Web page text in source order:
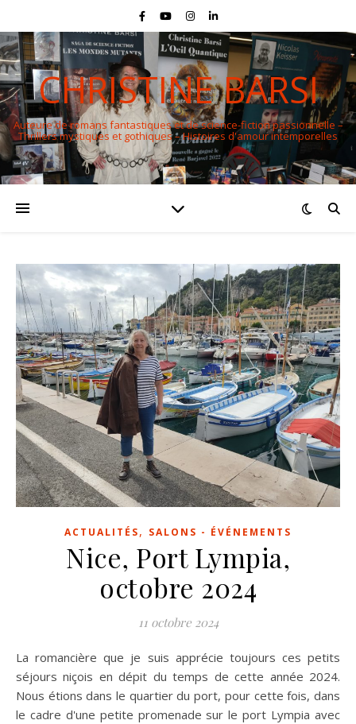
CHRISTINE BARSI
Auteure de romans fantastiques et de science-fiction passionnelle –
Thrillers mystiques et gothiques – Histoires d'amour intemporelles
ACTUALITÉS, SALONS - ÉVÉNEMENTS
Nice, Port Lympia,
octobre 2024
11 octobre 2024
La romancière que je suis apprécie toujours ces petits
séjours niçois en dépit du temps de cette année 2024.
Nous étions dans le quartier du port, pour cette fois, dans
le cadre d'une petite promenade sur le port Lympia avec